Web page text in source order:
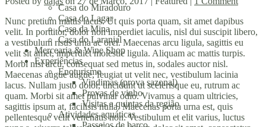
Casa do Miradouro
Casa do Lagar
Casa da Mina
Casa do Laranjal
Mercearia & Wine Shop
Experiências
Enoturismo
Vindimas (prova sazonal)
Provas de vinho
Visitas a quintas da região
Atividades aquáticas
Passeios de barco
Nunc pretium mattis lacus. Ut quis porta quam, sit amet dapibus
velit. In porttitor, dolor non imperdiet iaculis, nisl dui suscipit libero,
a vestibulum risus urna ac orci. Maecenas arcu ligula, sagittis eu
velit sit amet, imperdiet molestie ligula. Aliquam ac mattis turpis.
Morbi nisi arcu, consequat sed metus in, sodales auctor nisl.
Maecenas augue augue, feugiat ut velit nec, vestibulum lacinia
lacus. Nullam justo dolor, tincidunt ut scelerisque eu, rutrum ac
quam. Morbi sit amet pulvinar odio. Vivamus a quam ultricies,
sagittis ipsum at, facilisis nulla. Maecenas porta urna est, quis
pellentesque velit venenatis non. Vestibulum et elit varius, luctus